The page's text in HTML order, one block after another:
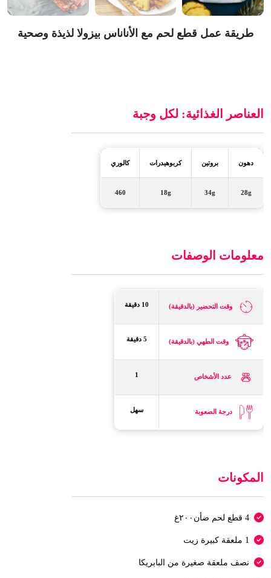
طريقة عمل قطع لحم مع الأناناس بيزولا لذيذة وصحية
العناصر الغذائية: لكل وجبة
دهون بروتين كربوهيدرات كالوري
28g
34g
18g
460
معلومات الوصفات
وقت التحضير (بالدقيقة) 10 دقيقة
وقت الطهي (بالدقيقة) 5 دقيقة
عدد الأشخاص 1
درجة الصعوبة سهل
المكونات
4 قطع لحم ضأن٢٠٠غ
1 ملعقة كبيرة زيت
نصف ملعقة صغيرة من البابريكا